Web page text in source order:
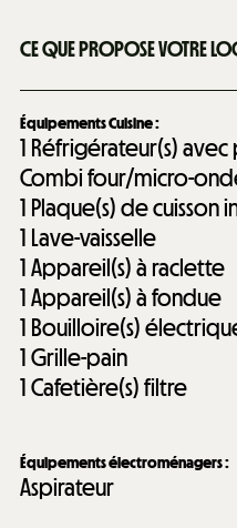
CE QUE PROPOSE VOTRE
Équipements Cuisine:
1 Réfrigérateur(s)
Combi four/micro-
1 Plaque(s) de cuisson
1 Lave-vaisselle
1Appareil(s) à raclette
1Appareil(s) à fondue
1 Bouilloire(s)
1Grille-pain
1Cafetière(s) filtre
Équipements électroménagers:
Aspirateur